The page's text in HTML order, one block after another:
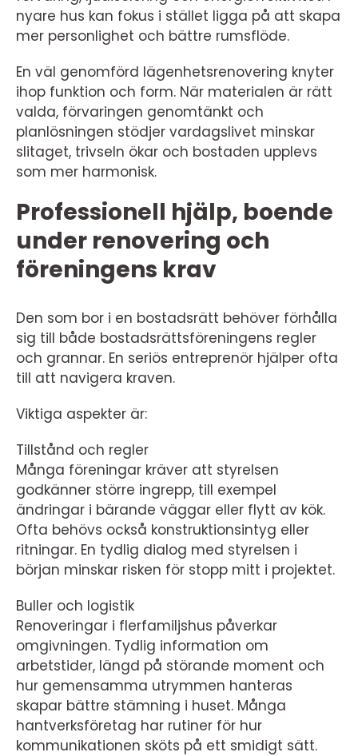
nyare hus kan fokus i stället ligga på att skapa
mer personlighet och bättre rumsflöde.
En väl genomförd lägenhetsrenovering knyter
ihop funktion och form. När materialen är rätt
valda, förvaringen genomtänkt och
planlösningen stödjer vardagslivet minskar
slitaget, trivseln ökar och bostaden upplevs
som mer harmonisk.
Professionell hjälp, boende
under renovering och
föreningens krav
Den som bor i en bostadsrätt behöver förhålla
sig till både bostadsrättsföreningens regler
och grannar. En seriös entreprenör hjälper ofta
till att navigera kraven.
Viktiga aspekter är:
Tillstånd och regler
Många föreningar kräver att styrelsen
godkänner större ingrepp, till exempel
ändringar i bärande väggar eller flytt av kök.
Ofta behövs också konstruktionsintyg eller
ritningar. En tydlig dialog med styrelsen i
början minskar risken för stopp mitt i projektet.
Buller och logistik
Renoveringar i flerfamiljshus påverkar
omgivningen. Tydlig information om
arbetstider, längd på störande moment och
hur gemensamma utrymmen hanteras
skapar bättre stämning i huset. Många
hantverksföretag har rutiner för hur
kommunikationen sköts på ett smidigt sätt.